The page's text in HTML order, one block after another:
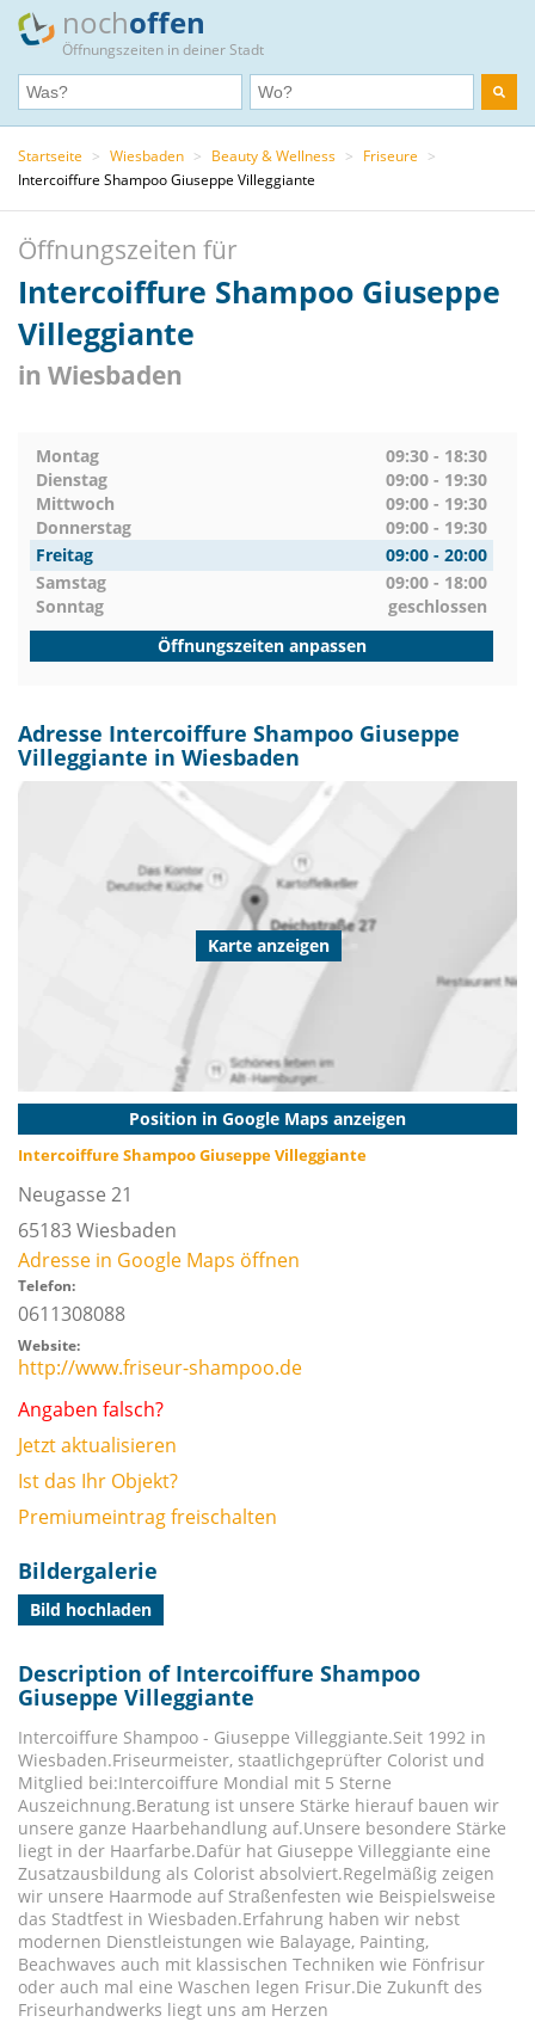
nochoffen
Öffnungszeiten in deiner Stadt
Startseite > Wiesbaden > Beauty & Wellness > Friseure >
Intercoiffure Shampoo Giuseppe Villeggiante
Öffnungszeiten für
Intercoiffure Shampoo Giuseppe
Villeggiante
in Wiesbaden
Montag
09:30 - 18:30
Dienstag
09:00 - 19:30
Mittwoch
09:00 - 19:30
Donnerstag
09:00 - 19:30
Freitag
09:00 - 20:00
Samstag
09:00 - 18:00
Sonntag
geschlossen
Öffnungszeiten anpassen
Adresse Intercoiffure Shampoo Giuseppe
Villeggiante in Wiesbaden
Karte anzeigen
Position in Google Maps anzeigen
Intercoiffure Shampoo Giuseppe Villeggiante
Neugasse 21
65183Wiesbaden
Adresse in Google Maps öffnen
Telefon:
0611308088
Website:
http://www.friseur-shampoo.de
Angaben falsch?
Jetzt aktualisieren
Ist das Ihr Objekt?
Premiumeintrag freischalten
Bildergalerie
Bild hochladen
Description of Intercoiffure Shampoo
Giuseppe Villeggiante
Intercoiffure Shampoo - Giuseppe Villeggiante.Seit 1992 in
Wiesbaden.Friseurmeister, staatlichgeprüfter Colorist und
Mitglied bei:Intercoiffure Mondial mit 5 Sterne
Auszeichnung.Beratung ist unsere Stärke hierauf bauen wir
unsere ganze Haarbehandlung auf.Unsere besondere Stärke
liegt in der Haarfarbe.Dafür hat Giuseppe Villeggiante eine
Zusatzausbildung als Colorist absolviert.Regelmäßig zeigen
wir unsere Haarmode auf Straßenfesten wie Beispielsweise
das Stadtfest in Wiesbaden.Erfahrung haben wir nebst
modernen Dienstleistungen wie Balayage, Painting,
Beachwaves auch mit klassischen Techniken wie Fönfrisur
oder auch mal eine Waschen legen Frisur.Die Zukunft des
Friseurhandwerks liegt uns am Herzen